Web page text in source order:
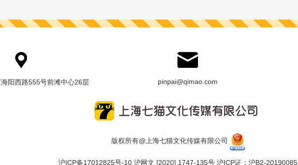
阳西路555号前滩中心26层 pinpai@qimao.com
版权所有@上海七猫文化传媒有限公司
沪ICP备17012825号-10 沪网文 [2020] 1747-135号 沪ICP证：沪B2-20190085